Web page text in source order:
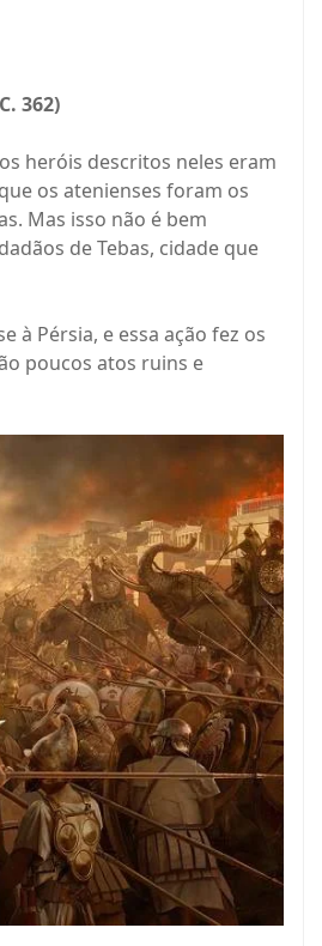
362)
heróis descritos neles eram
os atenienses foram os
Mas isso não é bem
de Tebas, cidade que
à Pérsia, e essa ação fez os
poucos atos ruins e